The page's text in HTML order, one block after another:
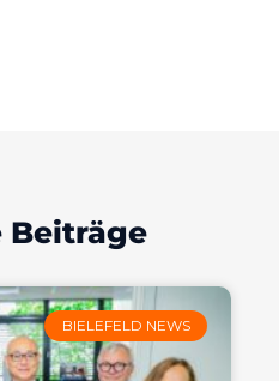
Beiträge
BIELEFELD NEWS